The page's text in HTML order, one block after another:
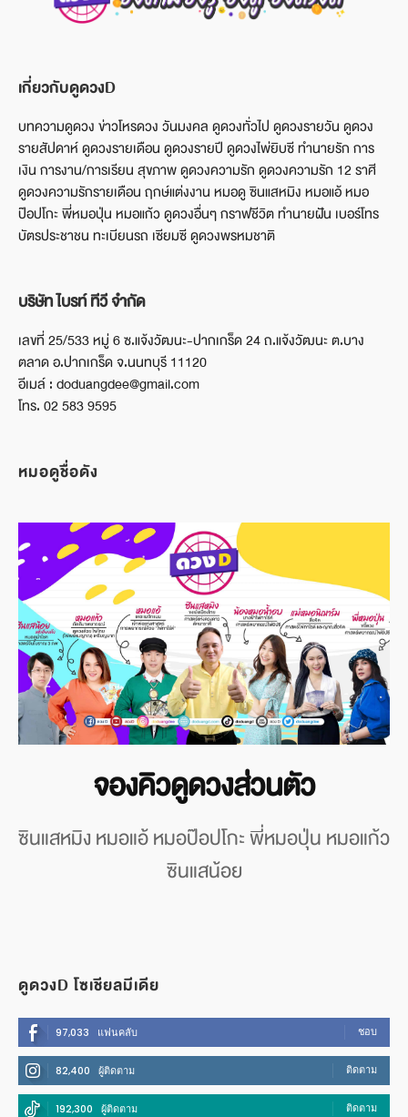
เกี่ยวกับดูดวงD
บทความดูดวง ข่าวโหรดวง วันมงคล ดูดวงทั่วไป ดูดวงรายวัน ดูดวง
รายสัปดาห์ ดูดวงรายเดือน ดูดวงรายปี ดูดวงไพ่ยิบซี ทำนายรัก การ
เงิน การงาน/การเรียน สุขภาพ ดูดวงความรัก ดูดวงความรัก 12 ราศี
ดูดวงความรักรายเดือน ฤกษ์แต่งงาน หมอดู ซินแสหมิง หมอแอ้ หมอ
ป๊อปโกะ พี่หมอปุ่น หมอแก้ว ดูดวงอื่นๆ กราฟชีวิต ทำนายฝัน เบอร์โทร
บัตรประชาชน ทะเบียนรถ เซียมซี ดูดวงพรหมชาติ
บริษัท ไบรท์ ทีวี จำกัด
เลขที่ 25/533 หมู่ 6 ซ.แจ้งวัฒนะ-ปากเกร็ด 24 ถ.แจ้งวัฒนะ ต.บาง
ตลาด อ.ปากเกร็ด จ.นนทบุรี 11120
อีเมล์ : doduangdee@gmail.com
โทร. 02 583 9595
หมอดูชื่อดัง
จองคิวดูดวงส่วนตัว
ซินแสหมิง หมอแอ้ หมอป๊อปโกะ พี่หมอปุ่น หมอแก้ว
ซินแสน้อย
ดูดวงD โซเชียลมีเดีย
97,033 แฟนคลับ ชอบ
82,400 ผู้ติดตาม ติดตาม
192,300 ผู้ติดตาม ติดตาม